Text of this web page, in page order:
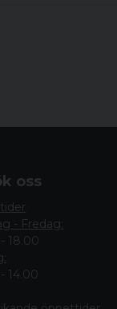
oss
- Fredag:
18.00
14.00